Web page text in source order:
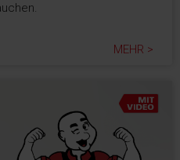
MEHR >